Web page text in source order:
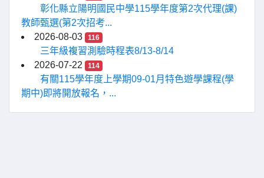
彰化縣立陽明國民中學115學年度第2次代理(課)
教師甄選(第2次招考...
2026-08-03
116
三年級複習測驗時程表8/13-8/14
2026-07-22
114
有關115學年度上學期09-01月特色遊學課程(學
期中)即將開放報名，...